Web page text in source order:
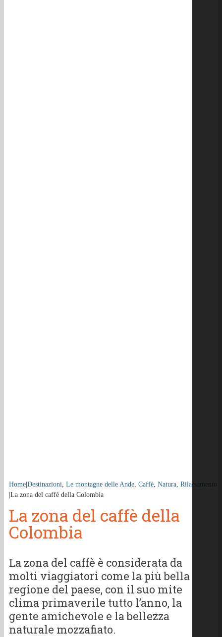
Home|Destinazioni Le montagne delle Ande Caffè Natura Rilassamento
|La zona del caffè della Colombia
La zona del caffè della
Colombia
La zona del caffè è considerata da
molti viaggiatori come la più bella
regione del paese, con il suo mite
clima primaverile tutto l’anno, la
gente amichevole e la bellezza
naturale mozzafiato.